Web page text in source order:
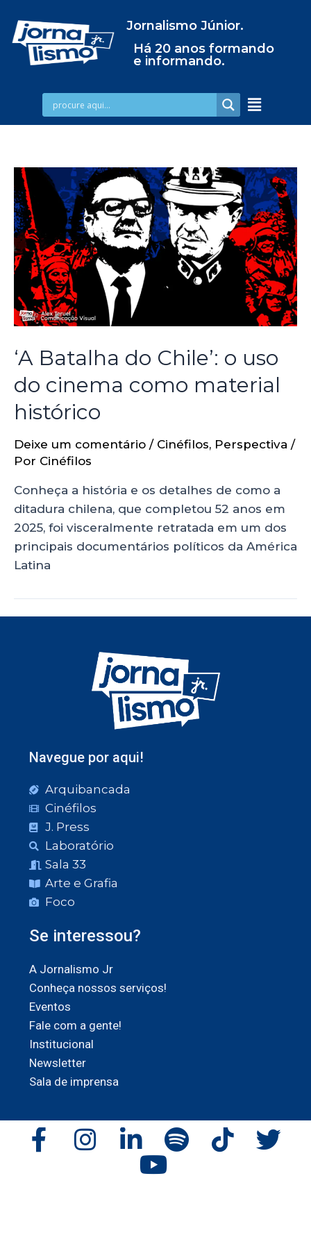
Jornalismo Júnior.
Há 20 anos formando
e informando.
‘A Batalha do Chile’: o uso
do cinema como material
histórico
Deixe um comentário / Cinéfilos, Perspectiva /
Por Cinéfilos
Conheça a história e os detalhes de como a
ditadura chilena, que completou 52 anos em
2025, foi visceralmente retratada em um dos
principais documentários políticos da América
Latina
Navegue por aqui!
Arquibancada
Cinéfilos
J. Press
Laboratório
Sala 33
Arte e Grafia
Foco
Se interessou?
A Jornalismo Jr
Conheça nossos serviços!
Eventos
Fale com a gente!
Institucional
Newsletter
Sala de imprensa